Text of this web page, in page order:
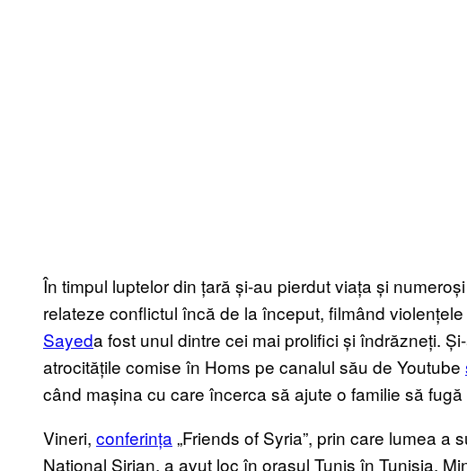
În timpul luptelor din țară și-au pierdut viața și
relateze conflictul încă de la început, filmând
Sayeda fost unul dintre cei mai prolifici și îndrăzneți.
atrocitățile comise în Homs pe canalul său de Youtube
când mașina cu care încerca să ajute o familie să
Vineri, conferința „Friends of Syria”, prin care lumea a
Național Sirian, a avut loc în orașul Tunis în Tunisia.